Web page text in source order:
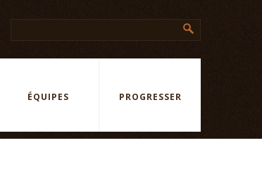
ÉQUIPES PROGRESSER